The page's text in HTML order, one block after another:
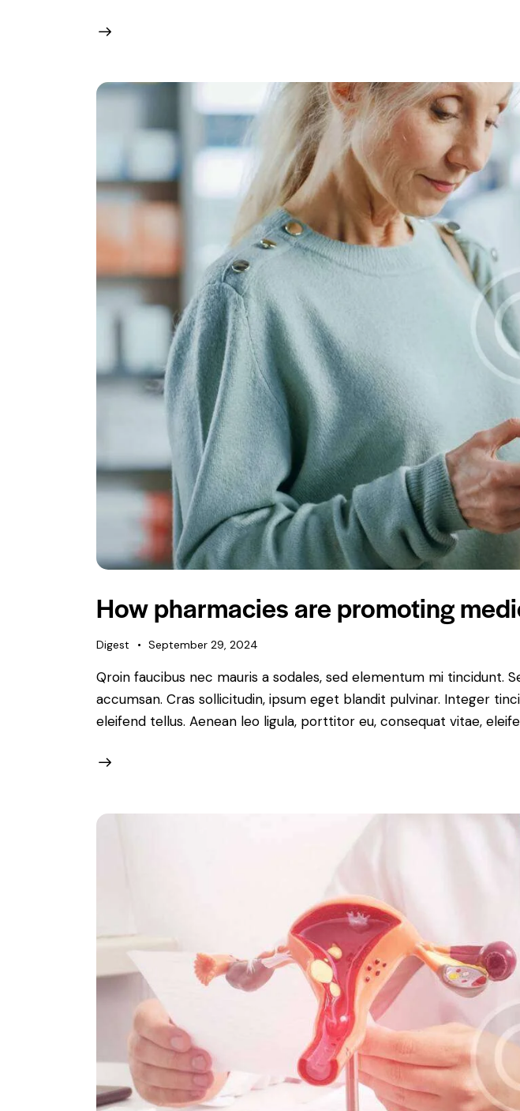
How pharmacies are promoting
Digest September 29, 2024
Qroin faucibus nec mauris a sodales, sed elementum mi tincidunt.
accumsan. Cras sollicitudin, ipsum eget blandit pulvinar. Integer
eleifend tellus. Aenean leo ligula, porttitor eu, consequat vitae,